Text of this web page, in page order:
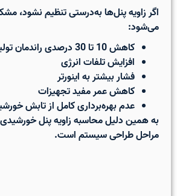
اگر زاویه پنل‌ها به‌درستی تنظیم نشود،
می‌شود:
کاهش 10 تا 30 درصدی راندمان تولید برق
افزایش تلفات انرژی
فشار بیشتر به اینورتر
کاهش عمر مفید تجهیزات
عدم بهره‌برداری کامل از تابش
به همین دلیلمحاسبه زاویه پنل خورشیدی
مراحل طراحی سیستم است.